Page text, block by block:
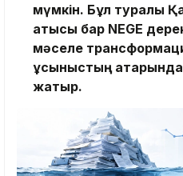
мүмкін. Бұл туралы
қатысы бар NEGE
мәселе
ұсыныстың
жатыр.